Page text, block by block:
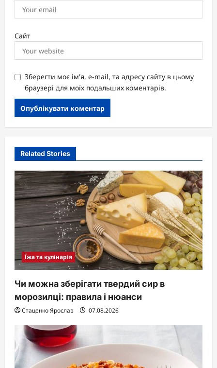
Сайт
Зберегти моє ім'я, e-mail, та адресу сайту в цьому
браузері для моїх подальших коментарів.
Related Stories
Їжа та кулінарія
Чи можна зберігати твердий сир в
морозилці: правила і нюанси
Стаценко Ярослав 07.08.2026